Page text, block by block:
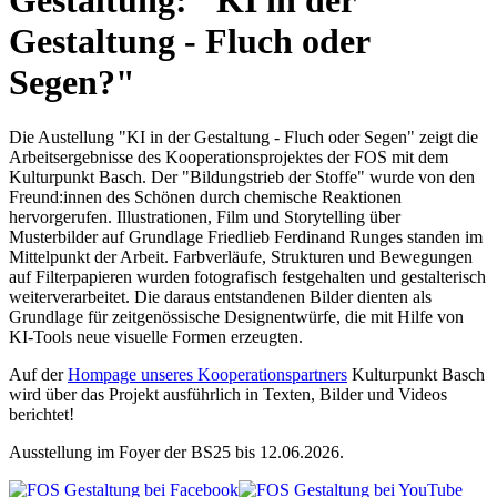
Gestaltung - Fluch oder
Segen?"
Die Austellung "KI in der Gestaltung - Fluch oder Segen" zeigt die
Arbeitsergebnisse des Kooperationsprojektes der FOS mit dem
Kulturpunkt Basch. Der "Bildungstrieb der Stoffe" wurde von den
Freund:innen des Schönen durch chemische Reaktionen
hervorgerufen. Illustrationen, Film und Storytelling über
Musterbilder auf Grundlage Friedlieb Ferdinand Runges standen im
Mittelpunkt der Arbeit. Farbverläufe, Strukturen und Bewegungen
auf Filterpapieren wurden fotografisch festgehalten und gestalterisch
weiterverarbeitet. Die daraus entstandenen Bilder dienten als
Grundlage für zeitgenössische Designentwürfe, die mit Hilfe von
KI-Tools neue visuelle Formen erzeugten.
Auf derHompage unseres Kooperationspartners Kulturpunkt Basch
wird über das Projekt ausführlich in Texten, Bilder und Videos
berichtet!
Ausstellung im Foyer der BS25 bis 12.06.2026.